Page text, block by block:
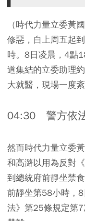
（時代力量立委黃
修惡，自上周五起
時。8日凌晨，4點
道集結的立委助理
大就醫，現場一度
04:30 警方依
然而時代力量立委
和高潞以用為反對
到總統府前靜坐禁
前靜坐第58小時，
法》第25條規定第